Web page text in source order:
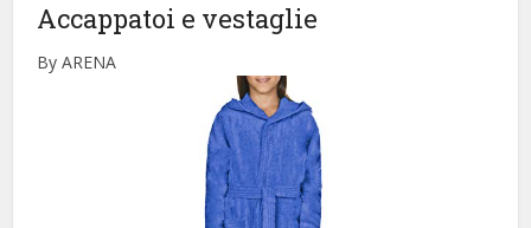
Accappatoi e vestaglie
By ARENA